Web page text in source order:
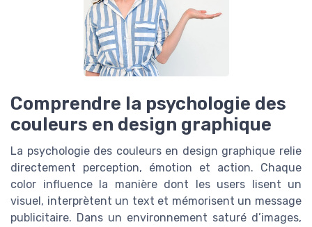
Comprendre la psychologie des
couleurs en design graphique
La psychologie des couleurs en design graphique relie
directement perception, émotion et action. Chaque
color influence la manière dont les users lisent un
visuel, interprètent un text et mémorisent un message
publicitaire. Dans un environnement saturé d’images,